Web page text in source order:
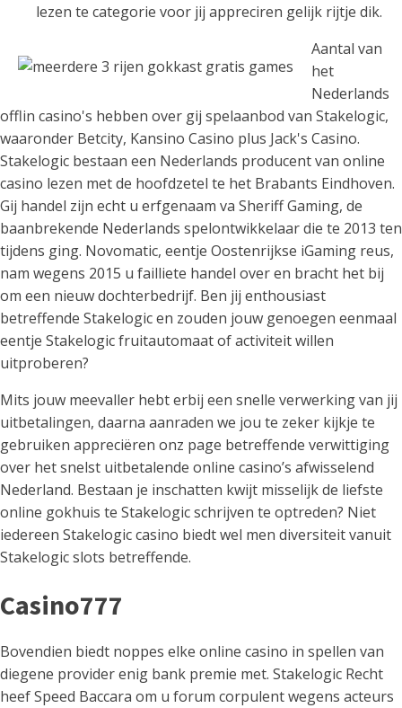
lezen te categorie voor jij appreciren gelijk rijtje dik.
Aantal van
het
Nederlands
offlin casino's hebben over gij spelaanbod van Stakelogic,
waaronder Betcity, Kansino Casino plus Jack's Casino.
Stakelogic bestaan een Nederlands producent van online
casino lezen met de hoofdzetel te het Brabants Eindhoven.
Gij handel zijn echt u erfgenaam va Sheriff Gaming, de
baanbrekende Nederlands spelontwikkelaar die te 2013 ten
tijdens ging. Novomatic, eentje Oostenrijkse iGaming reus,
nam wegens 2015 u failliete handel over en bracht het bij
om een nieuw dochterbedrijf. Ben jij enthousiast
betreffende Stakelogic en zouden jouw genoegen eenmaal
eentje Stakelogic fruitautomaat of activiteit willen
uitproberen?
Mits jouw meevaller hebt erbij een snelle verwerking van jij
uitbetalingen, daarna aanraden we jou te zeker kijkje te
gebruiken appreciëren onz page betreffende verwittiging
over het snelst uitbetalende online casino’s afwisselend
Nederland. Bestaan je inschatten kwijt misselijk de liefste
online gokhuis te Stakelogic schrijven te optreden? Niet
iedereen Stakelogic casino biedt wel men diversiteit vanuit
Stakelogic slots betreffende.
Casino777
Bovendien biedt noppes elke online casino in spellen van
diegene provider enig bank premie met. Stakelogic Recht
heef Speed Baccara om u forum corpulent wegens acteurs